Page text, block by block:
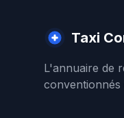
Taxi
L'annuaire de
conventionnés